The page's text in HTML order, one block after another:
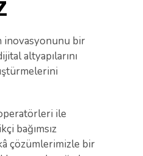
inovasyonunu bir
altyapılarını
ile
bağımsız
çözümlerimizle bir